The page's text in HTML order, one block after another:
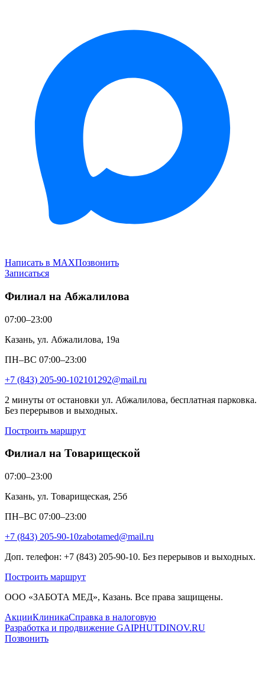
Написать в MAXПозвонить
Записаться
Филиал на Абжалилова
07:00–23:00
Казань, ул. Абжалилова, 19а
ПН–ВС 07:00–23:00
+7 (843) 205-90-102101292@mail.ru
2 минуты от остановки ул. Абжалилова, бесплатная парковка.
Без перерывов и выходных.
Построить маршрут
Филиал на Товарищеской
07:00–23:00
Казань, ул. Товарищеская, 25б
ПН–ВС 07:00–23:00
+7 (843) 205-90-10zabotamed@mail.ru
Доп. телефон: +7 (843) 205-90-10. Без перерывов и выходных.
Построить маршрут
ООО «ЗАБОТА МЕД», Казань. Все права защищены.
АкцииКлиникаСправка в налоговую
Разработка и продвижение GAIPHUTDINOV.RU
Позвонить